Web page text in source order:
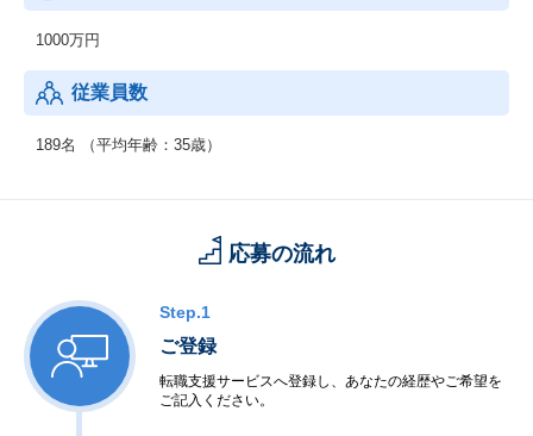
1000万円
従業員数
189名 （平均年齢：35歳）
応募の流れ
Step.1
ご登録
転職支援サービスへ登録し、あなたの経歴やご希望を
ご記入ください。